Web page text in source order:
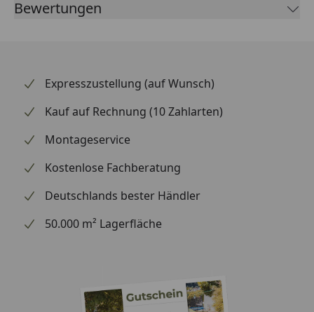
abnehmen möchten. Wichtig: Um das Topcase zu
Jahrzehnten für Top-Qualität Made in Barcelona.
Bewertungen
Expresszustellung (auf Wunsch)
Kauf auf Rechnung (10 Zahlarten)
Montageservice
Kostenlose Fachberatung
Deutschlands bester Händler
50.000 m² Lagerfläche